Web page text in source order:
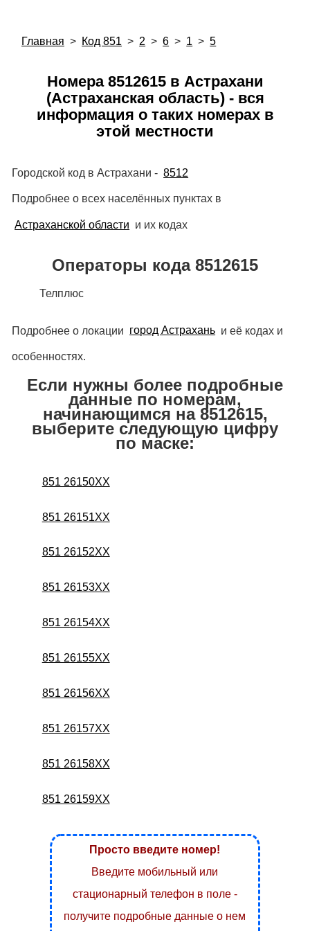
Главная > Код 851 > 2 > 6 > 1 > 5
Номера 8512615 в Астрахани
(Астраханская область) - вся
информация о таких номерах в
этой местности
Городской код в Астрахани - 8512
Подробнее о всех населённых пунктах в
Астраханской области и их кодах
Операторы кода 8512615
Телплюс
Подробнее о локации город Астрахань и её кодах и
особенностях.
Если нужны более подробные
данные по номерам,
начинающимся на 8512615,
выберите следующую цифру
по маске:
851 26150XX
851 26151XX
851 26152XX
851 26153XX
851 26154XX
851 26155XX
851 26156XX
851 26157XX
851 26158XX
851 26159XX
Просто введите номер!
Введите мобильный или
стационарный телефон в поле -
получите подробные данные о нем